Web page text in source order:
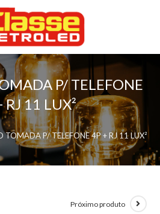
P/ TELEFONE
RJ 11 LUX²
TOMADA P/ TELEFONE 4P + RJ 11 LUX²
Próximo produto